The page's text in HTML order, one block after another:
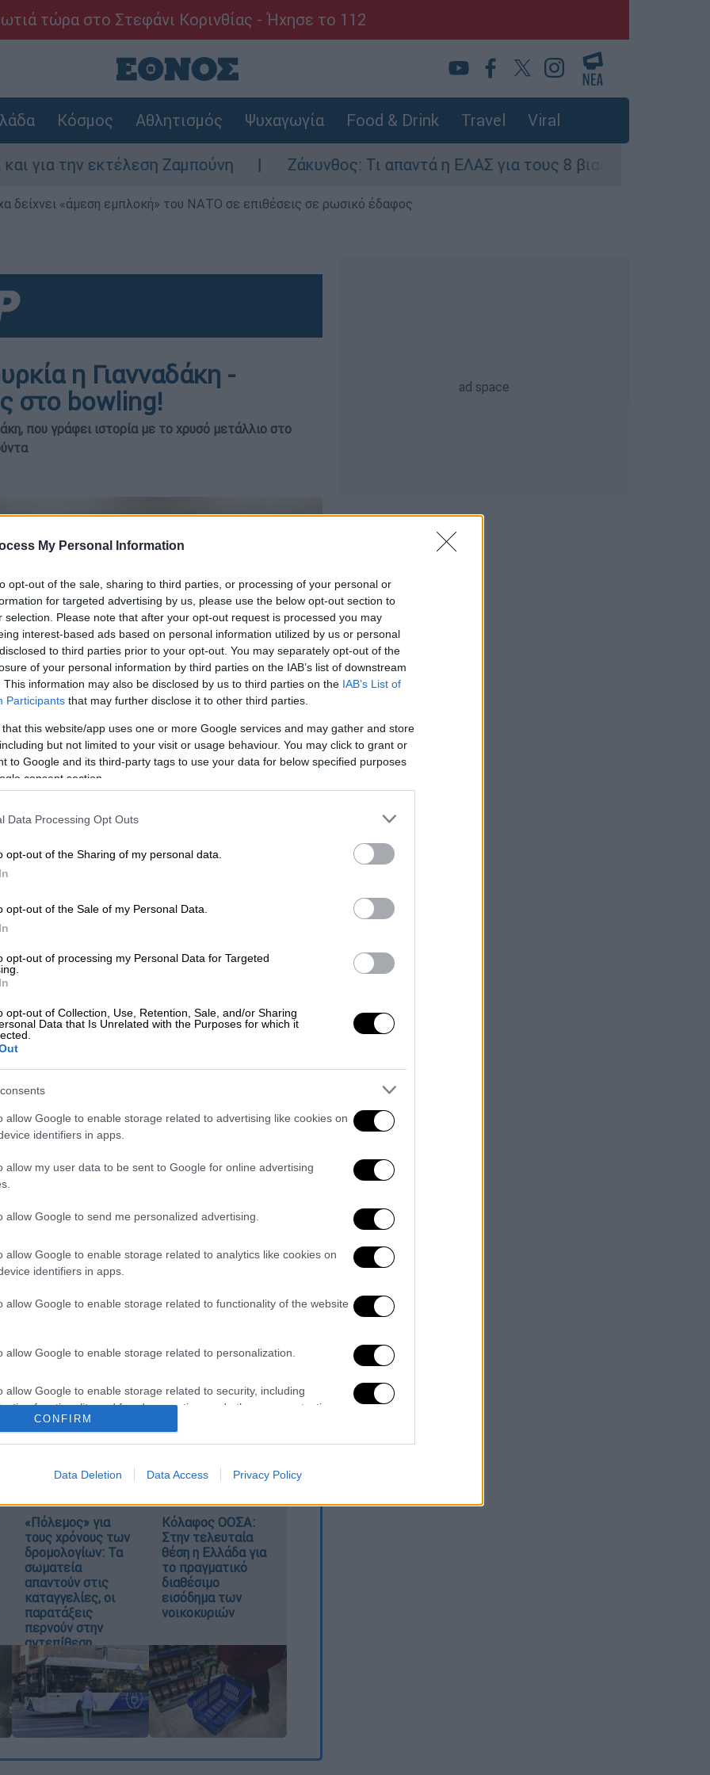
My Personal Information
opt-out of the sale, sharing to third parties, or processing of your personal or
for targeted advertising by us, please use the below opt-out section to
selection. Please note that after your opt-out request is processed you may
interest-based ads based on personal information utilized by us or personal
to third parties prior to your opt-out. You may separately opt-out of the
of your personal information by third parties on the IAB’s list of downstream
This information may also be disclosed by us to third parties on the IAB’s List of
Participants that may further disclose it to other third parties.
that this website/app uses one or more Google services and may gather and store
but not limited to your visit or usage behaviour. You may click to grant or
to Google and its third-party tags to use your data for below specified purposes
consent section.
Data Processing Opt Outs
opt-out of the Sharing of my personal data.
opt-out of the Sale of my Personal Data.
opt-out of processing my Personal Data for Targeted
opt-out of Collection, Use, Retention, Sale, and/or Sharing
Data that Is Unrelated with the Purposes for which it
allow Google to enable storage related to advertising like cookies on
identifiers in apps.
allow my user data to be sent to Google for online advertising
allow Google to send me personalized advertising.
allow Google to enable storage related to analytics like cookies on
identifiers in apps.
allow Google to enable storage related to functionality of the website
allow Google to enable storage related to personalization.
allow Google to enable storage related to security, including
functionality and fraud prevention, and other user protection.
CONFIRM
Data Deletion Data Access Privacy Policy
τώρα στο Στεφάνι Κορινθίας - Ήχησε το 112
Κόσμος Αθλητισμός Ψυχαγωγία Food & Drink Travel Viral
την εκτέλεση Ζαμπούνη Ζάκυνθος: Τι απαντά η ΕΛΑΣ για τους 8 βιασμούς τουριστριών
δείχνει «άμεση εμπλοκή» του ΝΑΤΟ σε επιθέσεις σε ρωσικό έδαφος
η Γιανναδάκη -
στο bowling!
που γράφει ιστορία με το χρυσό μετάλλιο στο
το ΕΘΝΟΣ στη Google
Γιανναδάκη
πραγματοποιήθηκε στηνΣαμψούντα
εθνικής πόλο γυναικών – Η
τρομερός Κέντρικ Ναν!
της εμφανίσεις και ανέβασε την
Διοργάνωση. Επιπλέον, ηΕθνικήμας
συγχαίρει θερμάτην Αλεξάνδρα
της, που «έκανε όλους τους
«Πόλεμος» για
τους χρόνους των
δρομολογίων: Τα
σωματεία
απαντούν στις
καταγγελίες, οι
παρατάξεις
περνούν στην
αντεπίθεση
Κόλαφος ΟΟΣΑ:
Στην τελευταία
θέση η Ελλάδα για
το πραγματικό
διαθέσιμο
εισόδημα των
νοικοκυριών